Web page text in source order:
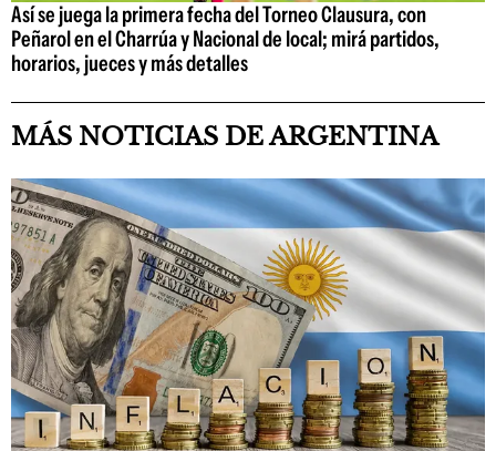
Así se juega la primera fecha del Torneo Clausura, con
Peñarol en el Charrúa y Nacional de local; mirá partidos,
horarios, jueces y más detalles
MÁS NOTICIAS DE ARGENTINA